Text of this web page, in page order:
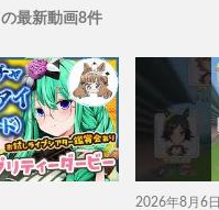
の最新動画8件
2026年8月6日